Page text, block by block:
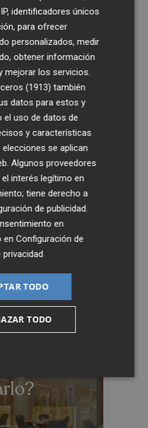
identificadores únicos
para ofrecer
personalizados, medir
obtener información
mejorar los servicios.
(1913) también
datos para estos y
el uso de datos de
y características
se aplican
Algunos proveedores
interés legítimo en
tiene derecho a
de publicidad.
en
enConfiguración de
privacidad
TODO
TODO